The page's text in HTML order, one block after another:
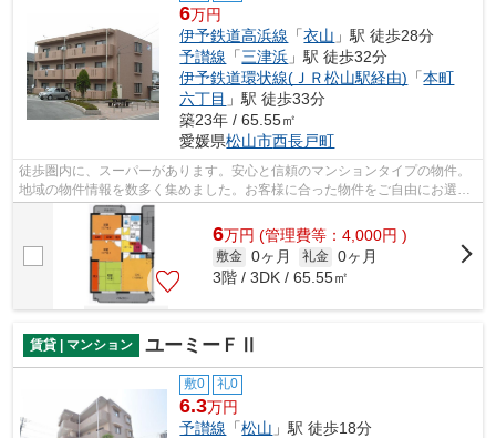
6万円
伊予鉄道高浜線 「衣山 」駅 徒歩28分
予讃線 「三津浜 」駅 徒歩32分
伊予鉄道環状線(ＪＲ松山駅経由) 「本町
六丁目 」駅 徒歩33分
築23年 / 65.55㎡
愛媛県松山市西長戸町
徒歩圏内に、スーパーがあります。安心と信頼のマンションタイプの物件。
地域の物件情報を数多く集めました。お客様に合った物件をご自由にお選び
下さい。お問い合わせもお気軽にご連...
6万円 (管理費等：4,000円 )
敷金 0ヶ月 礼金 0ヶ月
3階 / 3DK / 65.55㎡
賃貸 | マンション ユーミーＦⅡ
敷0 礼0
6.3万円
予讃線 「松山 」駅 徒歩18分